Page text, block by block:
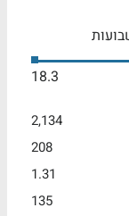
18.3
2,134
208
1.31
135